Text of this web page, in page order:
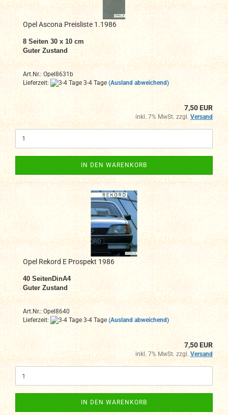
Opel Ascona Preisliste 1.1986
8 Seiten 30 x 10 cm
Guter Zustand
Art.Nr.: Opel8631b
Lieferzeit:
3-4 Tage (Ausland abweichend)
7,50 EUR
inkl. 7% MwSt. zzgl. Versand
IN DEN WARENKORB
Opel Rekord E Prospekt 1986
40 SeitenDinA4
Guter Zustand
Art.Nr.: Opel8640
Lieferzeit:
3-4 Tage (Ausland abweichend)
7,50 EUR
inkl. 7% MwSt. zzgl. Versand
IN DEN WARENKORB